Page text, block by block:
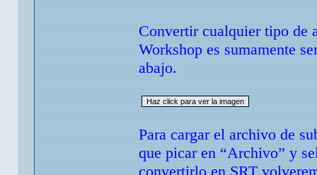
Convertir cualquier tipo de
Workshop es sumamente
abajo.
Para cargar el archivo de
que picar en “Archivo” y
convertirlo en SRT